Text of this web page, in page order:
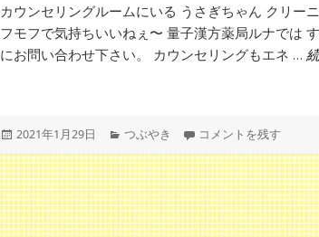
カウンセリングルームにいる うさぎちゃん クリー
フモフで気持ちいいねぇ〜 量子漢方薬局ルナでは
にお問い合わせ下さい。 カウンセリングもエネ …
投
日:
2021年1月29日
カ
ゴ
リ
ー
つぶやき モフモフ復活！ に
コメントを残す